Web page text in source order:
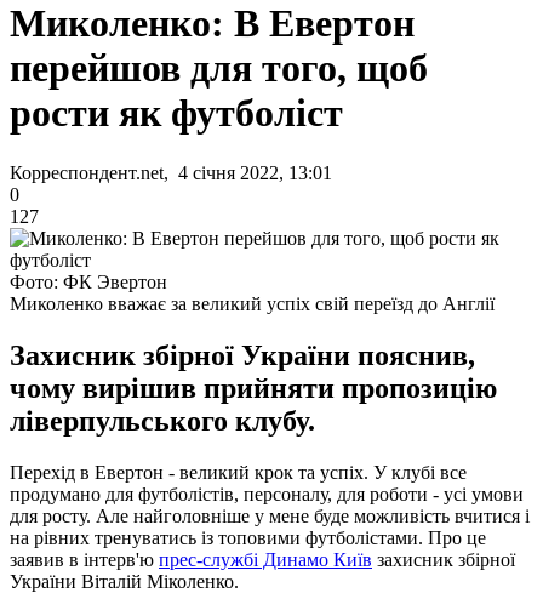
Миколенко: В Евертон
перейшов для того, щоб
рости як футболіст
Корреспондент.net, 4 січня 2022, 13:01
0
127
Фото: ФК Эвертон
Миколенко вважає за великий успіх свій переїзд до Англії
Захисник збірної України пояснив,
чому вирішив прийняти пропозицію
ліверпульського клубу.
Перехід в Евертон - великий крок та успіх. У клубі все
продумано для футболістів, персоналу, для роботи - усі умови
для росту. Але найголовніше у мене буде можливість вчитися і
на рівних тренуватись із топовими футболістами. Про це
заявив в інтерв'ю прес-службі Динамо Київ захисник збірної
України Віталій Міколенко.